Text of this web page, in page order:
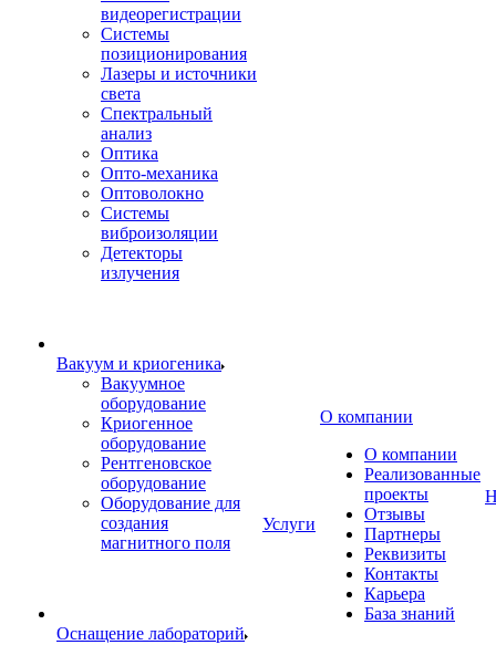
видеорегистрации
Системы
позиционирования
Лазеры и источники
света
Спектральный
анализ
Оптика
Опто-механика
Оптоволокно
Системы
виброизоляции
Детекторы
излучения
Вакуум и криогеника
Вакуумное
оборудование
Криогенное
оборудование
Рентгеновское
оборудование
Оборудование для
создания
магнитного поля
Оснащение лабораторий
Услуги
О компании
О компании
Реализованные
проекты
Отзывы
Партнеры
Реквизиты
Контакты
Карьера
База знаний